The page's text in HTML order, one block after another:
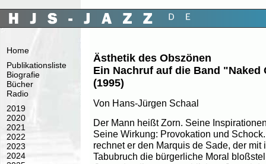
Home
Publikationsliste
Biografie
Bücher
Radio
2019
2020
2021
2022
2023
2024
Ästhetik des Obszönen
Ein Nachruf auf die Band "Naked
(1995)
Von Hans-Jürgen Schaal
Der Mann heißt Zorn. Seine
Seine Wirkung: Provokation und
rechnet er den Marquis de Sade, der
Tabubruch die bürgerliche Moral